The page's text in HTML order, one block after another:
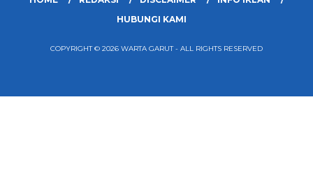
HUBUNGI KAMI
COPYRIGHT © 2026 WARTA GARUT - ALL RIGHTS RESERVED